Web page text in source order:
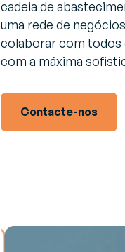
Descubra as
Sobre a Generix
Saiba mais sobre
cadeia de
uma rede de
colaborar com todos
com a máxima
Contacte-nos